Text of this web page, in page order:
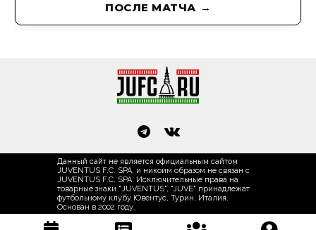
ПОСЛЕ МАТЧА
Данный сайт не является официальным сайтом
JUVENTUS F.C. SPA, и никоим образом не связан с
JUVENTUS F.C. SPA. Исключительные права на
товарные знаки "JUVENTUS", "JUVE" принадлежат
футбольному клубу Ювентус, Турин, Италия.
Основан в 2002 году.